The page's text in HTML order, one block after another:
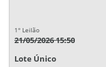
1° Leilão
21/05/2026 15:50
Lote Único